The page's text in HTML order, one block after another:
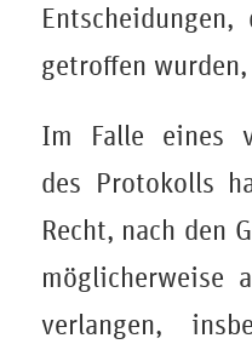
getroffen
Im Falle eines
des Protokolls
Recht, nach den
möglicherweise
verlangen,